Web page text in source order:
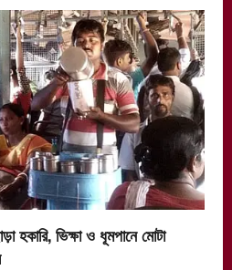
হকারি, ভিক্ষা ও ধূমপানে মোটা